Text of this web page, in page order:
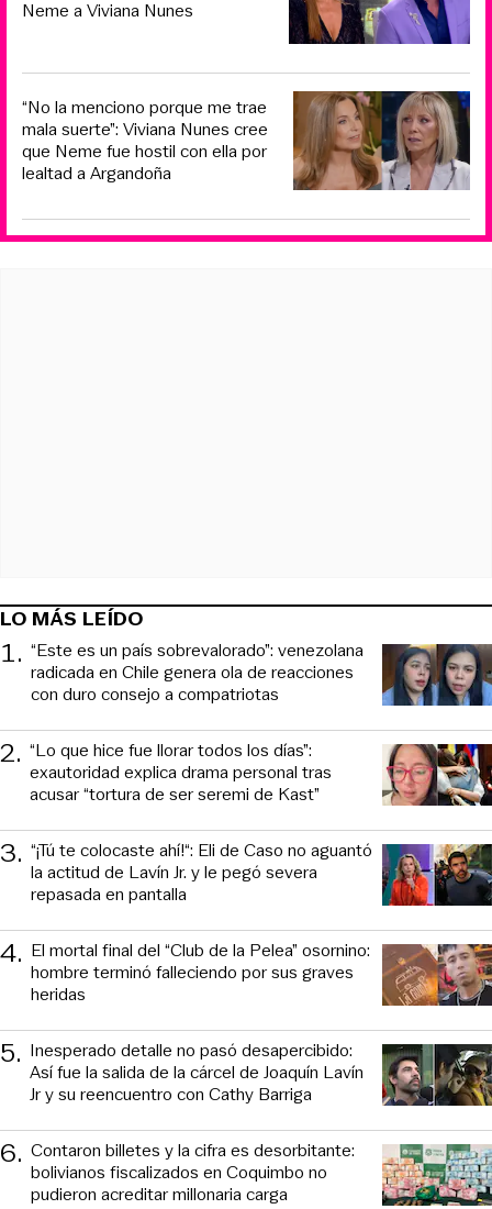
Neme a Viviana Nunes
“No la menciono porque me trae
mala suerte”: Viviana Nunes cree
que Neme fue hostil con ella por
lealtad a Argandoña
LO MÁS LEÍDO
1. “Este es un país sobrevalorado”: venezolana
radicada en Chile genera ola de reacciones
con duro consejo a compatriotas
2. “Lo que hice fue llorar todos los días”:
exautoridad explica drama personal tras
acusar “tortura de ser seremi de Kast”
3. “¡Tú te colocaste ahí!“: Eli de Caso no aguantó
la actitud de Lavín Jr. y le pegó severa
repasada en pantalla
4. El mortal final del “Club de la Pelea” osornino:
hombre terminó falleciendo por sus graves
heridas
5. Inesperado detalle no pasó desapercibido:
Así fue la salida de la cárcel de Joaquín Lavín
Jr y su reencuentro con Cathy Barriga
6. Contaron billetes y la cifra es desorbitante:
bolivianos fiscalizados en Coquimbo no
pudieron acreditar millonaria carga